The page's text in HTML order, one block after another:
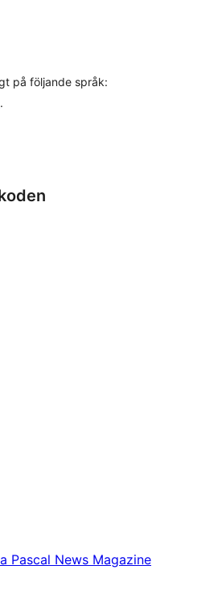
på följande språk:
.
Pascal News Magazine